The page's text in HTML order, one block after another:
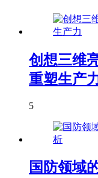
创想三维
重塑生产
5
国防领域